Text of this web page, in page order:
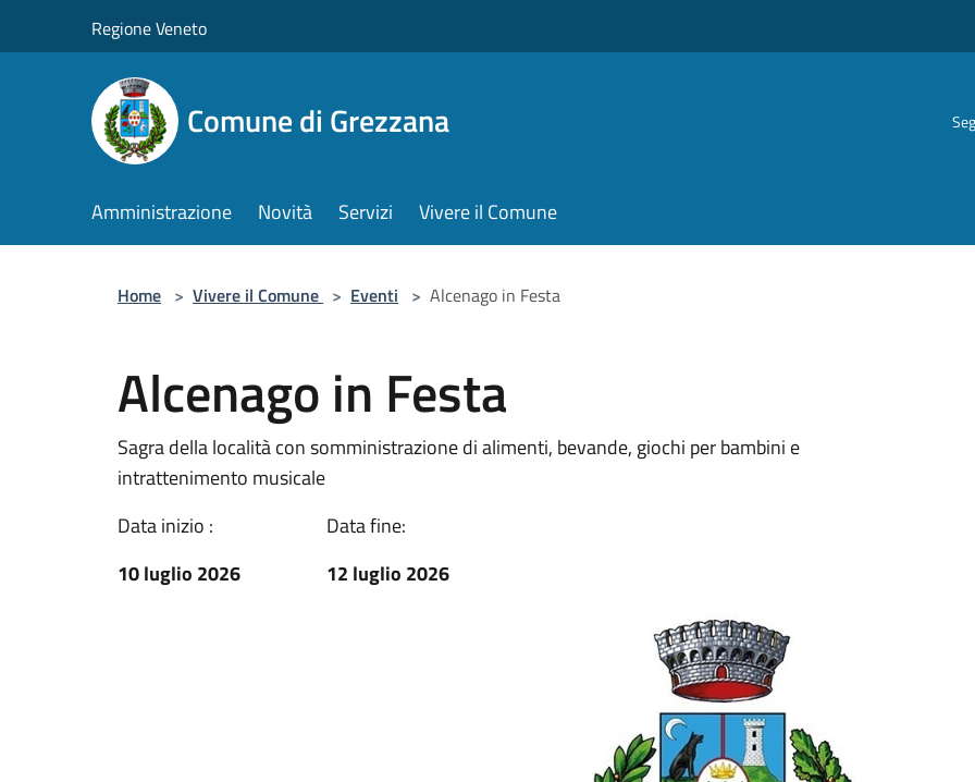
Regione Veneto
Comune di Grezzana
Amministrazione Novità Servizi Vivere il Comune
Home > Vivere il Comune > Eventi > Alcenago in Festa
Alcenago in Festa
Sagra della località con somministrazione di alimenti, bevande, giochi per bambini e
intrattenimento musicale
Data inizio :
10 luglio 2026
Data fine:
12 luglio 2026